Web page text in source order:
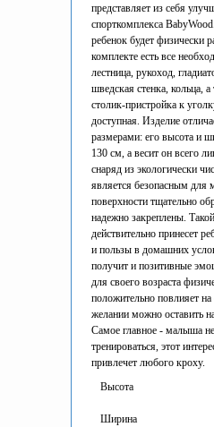
представляет из себя
спорткомплекса
ребенок будет физически
комплекте есть все
лестница, рукоход,
шведская стенка, кольца,
столик-пристройка к
доступная. Изделие
размерами: его высота и
130 см, а весит он всего
снаряд из экологически
является безопасным для
поверхности тщательно
надежно закреплены.
действительно принесет
и пользы в домашних
получит и позитивные
для своего возраста
положительно повлияет
желании можно оставить
Самое главное - малыша
тренироваться, этот
привлечет любого кроху.
Высота
Ширина